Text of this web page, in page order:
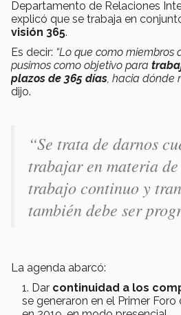
Departamento de Relaciones
explicó que se trabaja en
visión 365.
Es decir: “Lo que como
pusimos como objetivo para
plazos de 365 días, hacia dónde
dijo.
“Se trata de darnos
trabajar en materia de
trabajo continuo y
también debe ser
La agenda abarcó:
Dar continuidad a los
se generaron en el Primer